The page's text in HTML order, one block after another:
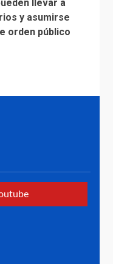
llevar a
y asumirse
orden público